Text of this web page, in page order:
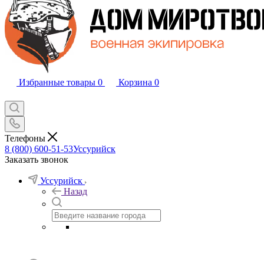
Избранные товары 0 Корзина 0
Телефоны
8 (800) 600-51-53Уссурийск
Заказать звонок
Уссурийск
Назад